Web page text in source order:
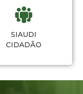
SIAUDI
CIDADÃO